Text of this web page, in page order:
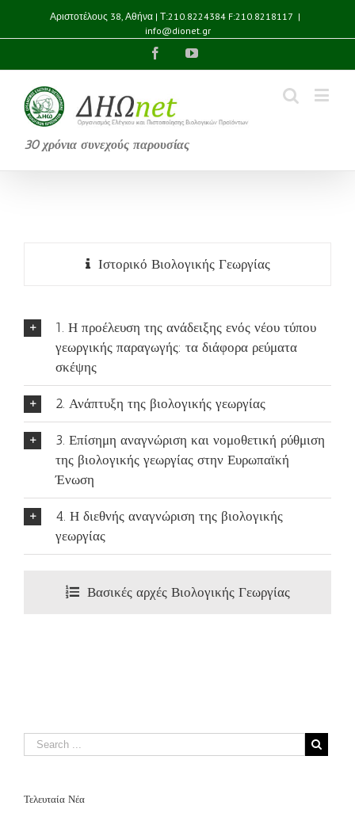
Αριστοτέλους 38, Αθήνα | Τ:210.8224384 F:210.8218117 |
info@dionet.gr
FacebookYouTube
30 χρόνια συνεχούς παρουσίας
Ιστορικό Βιολογικής Γεωργίας
1. Η προέλευση της ανάδειξης ενός νέου τύπου
γεωργικής παραγωγής: τα διάφορα ρεύματα
σκέψης
2. Ανάπτυξη της βιολογικής γεωργίας
3. Επίσημη αναγνώριση και νομοθετική ρύθμιση
της βιολογικής γεωργίας στην Ευρωπαϊκή
Ένωση
4. Η διεθνής αναγνώριση της βιολογικής
γεωργίας
Βασικές αρχές Βιολογικής Γεωργίας
Τελευταία Νέα